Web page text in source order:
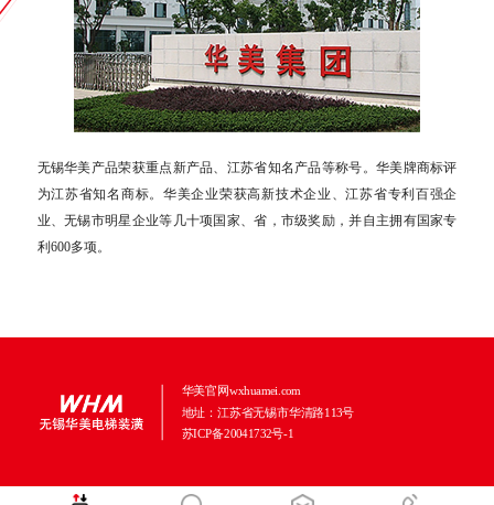
无锡华美产品荣获重点新产品、江苏省知名产品等称号。华美牌商标评
为江苏省知名商标。华美企业荣获高新技术企业、江苏省专利百强企
业、无锡市明星企业等几十项国家、省，市级奖励，并自主拥有国家专
利600多项。
华美官网wxhuamei.com
地址：江苏省无锡市华清路113号
苏ICP备20041732号-1